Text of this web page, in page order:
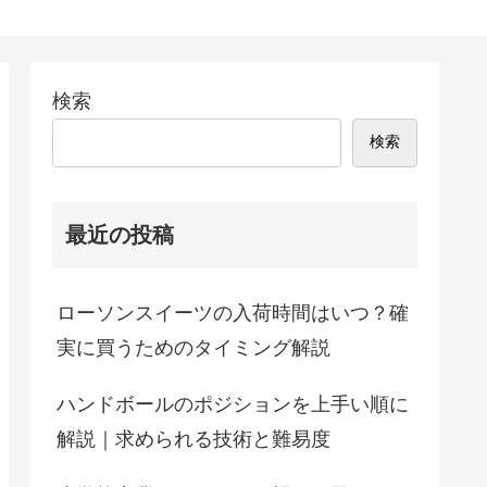
検索
検索
最近の投稿
ローソンスイーツの入荷時間はいつ？確
実に買うためのタイミング解説
ハンドボールのポジションを上手い順に
解説｜求められる技術と難易度